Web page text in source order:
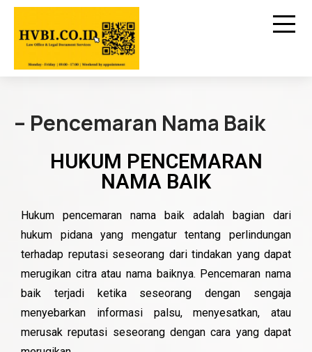
– Pencemaran Nama Baik
HUKUM PENCEMARAN
NAMA BAIK
Hukum pencemaran nama baik adalah bagian dari
hukum pidana yang mengatur tentang perlindungan
terhadap reputasi seseorang dari tindakan yang dapat
merugikan citra atau nama baiknya. Pencemaran nama
baik terjadi ketika seseorang dengan sengaja
menyebarkan informasi palsu, menyesatkan, atau
merusak reputasi seseorang dengan cara yang dapat